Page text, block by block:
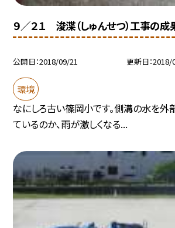
９／２１ 浚渫（しゅんせつ）工事の成
公開日 2018/09/21 更新日 2018/
環境
なにしろ古い篠岡小です。側溝の水を外
ているのか、雨が激しくなる...